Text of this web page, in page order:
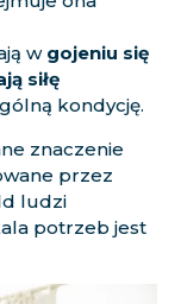
w gojeniu się
siłę
kondycję.
znaczenie
przez
ludzi
potrzeb jest